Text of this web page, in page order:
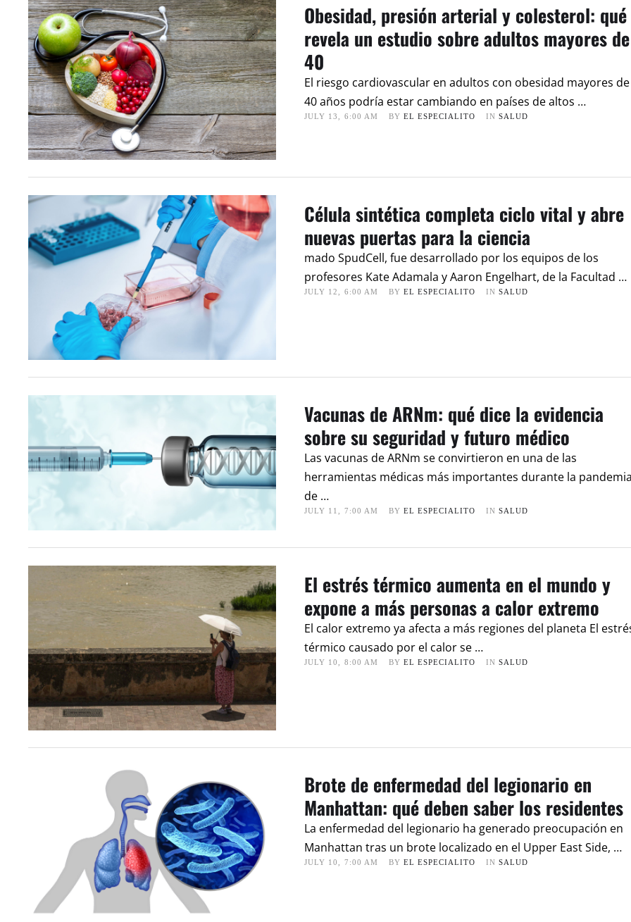
Obesidad, presión arterial y colesterol: qué
revela un estudio sobre adultos mayores de
40
El riesgo cardiovascular en adultos con obesidad mayores de
40 años podría estar cambiando en países de altos …
JULY 13 6:00 AM BY EL ESPECIALITO IN SALUD
Célula sintética completa ciclo vital y abre
nuevas puertas para la ciencia
mado SpudCell, fue desarrollado por los equipos de los
profesores Kate Adamala y Aaron Engelhart, de la Facultad …
JULY 12 6:00 AM BY EL ESPECIALITO IN SALUD
Vacunas de ARNm: qué dice la evidencia
sobre su seguridad y futuro médico
Las vacunas de ARNm se convirtieron en una de las
herramientas médicas más importantes durante la pandemia
de …
JULY 11 7:00 AM BY EL ESPECIALITO IN SALUD
El estrés térmico aumenta en el mundo y
expone a más personas a calor extremo
El calor extremo ya afecta a más regiones del planeta El
térmico causado por el calor se …
JULY 10 8:00 AM BY EL ESPECIALITO IN SALUD
Brote de enfermedad del legionario en
Manhattan: qué deben saber los residentes
La enfermedad del legionario ha generado preocupación en
Manhattan tras un brote localizado en el Upper East Side, …
JULY 10 7:00 AM BY EL ESPECIALITO IN SALUD